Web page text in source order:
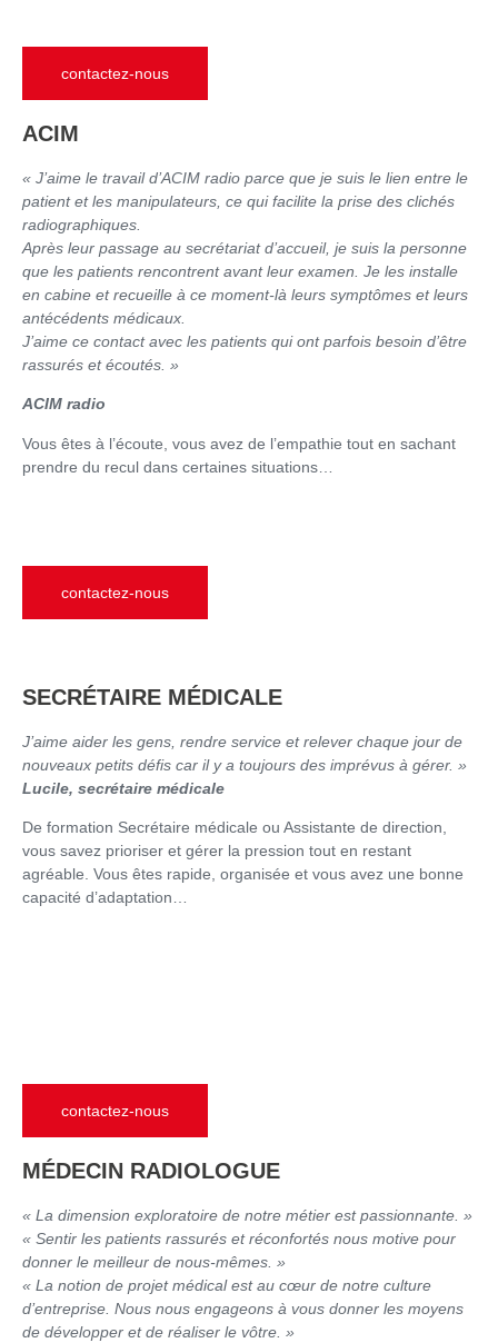
contactez-nous
ACIM
« J’aime le travail d’ACIM radio parce que je suis le lien entre le
patient et les manipulateurs, ce qui facilite la prise des clichés
radiographiques.
Après leur passage au secrétariat d’accueil, je suis la personne
que les patients rencontrent avant leur examen. Je les installe
en cabine et recueille à ce moment-là leurs symptômes et leurs
antécédents médicaux.
J’aime ce contact avec les patients qui ont parfois besoin d’être
rassurés et écoutés. »
ACIM radio
Vous êtes à l’écoute, vous avez de l’empathie tout en sachant
prendre du recul dans certaines situations…
contactez-nous
SECRÉTAIRE MÉDICALE
J’aime aider les gens, rendre service et relever chaque jour de
nouveaux petits défis car il y a toujours des imprévus à gérer. »
Lucile, secrétaire médicale
De formation Secrétaire médicale ou Assistante de direction,
vous savez prioriser et gérer la pression tout en restant
agréable. Vous êtes rapide, organisée et vous avez une bonne
capacité d’adaptation…
contactez-nous
MÉDECIN RADIOLOGUE
« La dimension exploratoire de notre métier est passionnante. »
« Sentir les patients rassurés et réconfortés nous motive pour
donner le meilleur de nous-mêmes. »
« La notion de projet médical est au cœur de notre culture
d’entreprise. Nous nous engageons à vous donner les moyens
de développer et de réaliser le vôtre. »